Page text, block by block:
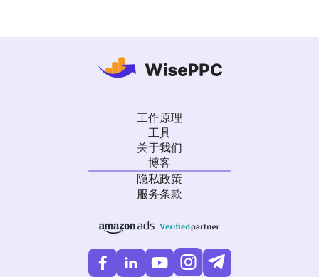
工作原理
工具
关于我们
博客
隐私政策
服务条款